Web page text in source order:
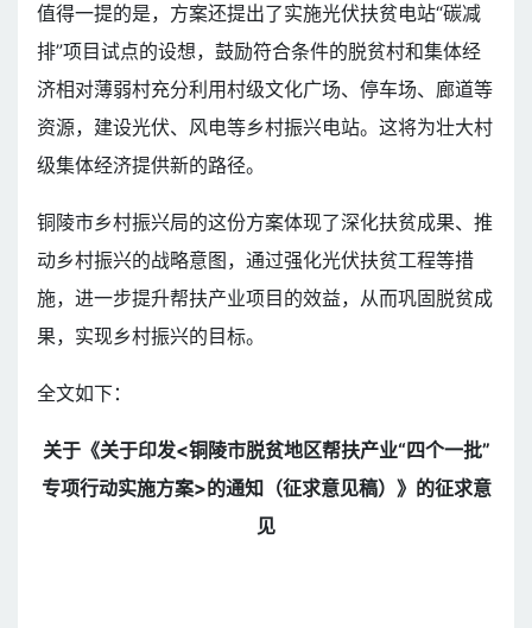
值得一提的是，方案还提出了实施光伏扶贫电站“碳减
排”项目试点的设想，鼓励符合条件的脱贫村和集体经
济相对薄弱村充分利用村级文化广场、停车场、廊道等
资源，建设光伏、风电等乡村振兴电站。这将为壮大村
级集体经济提供新的路径。
铜陵市乡村振兴局的这份方案体现了深化扶贫成果、推
动乡村振兴的战略意图，通过强化光伏扶贫工程等措
施，进一步提升帮扶产业项目的效益，从而巩固脱贫成
果，实现乡村振兴的目标。
全文如下：
关于《关于印发<铜陵市脱贫地区帮扶产业“四个一批”
专项行动实施方案>的通知（征求意见稿）》的征求意
见